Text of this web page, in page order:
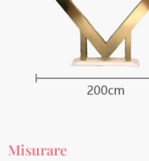
Misurare